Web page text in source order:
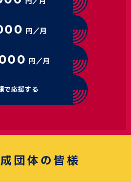
円／月
円／月
で応援する
団体の皆様